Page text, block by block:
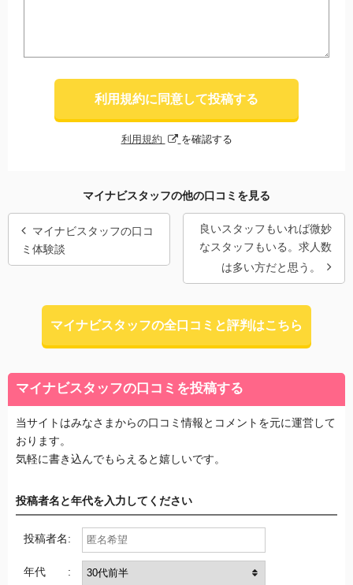
利用規約に同意して投稿する
利用規約 を確認する
マイナビスタッフの他の口コミを見る
マイナビスタッフの口コ
ミ体験談
良いスタッフもいれば微妙
なスタッフもいる。求人数
は多い方だと思う。
マイナビスタッフの全口コミと評判はこちら
マイナビスタッフの口コミを投稿する
当サイトはみなさまからの口コミ情報とコメントを元に運営して
おります。
気軽に書き込んでもらえると嬉しいです。
投稿者名と年代を入力してください
投稿者名:
年代 :